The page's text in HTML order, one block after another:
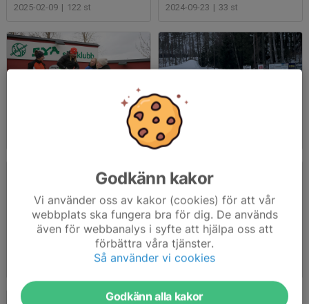
2025-02-09 | 122 st 2024-09-23 | 33 st
SyaSyran DM 2024
2024-01-21
K-ByggSlingan 2023 Barnens Vasalopp 2023
2023-01-22 |
Godkänn kakor
Vi använder oss av kakor (cookies) för att vår
webbplats ska fungera bra för dig. De används
även för webbanalys i syfte att hjälpa oss att
förbättra våra tjänster.
Så använder vi cookies
Godkänn alla kakor